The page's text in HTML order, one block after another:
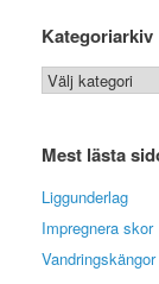
Kategoriarkiv
Kategoriarkiv
Mest lästa
Liggunderlag
Impregnera skor
Vandringskängor